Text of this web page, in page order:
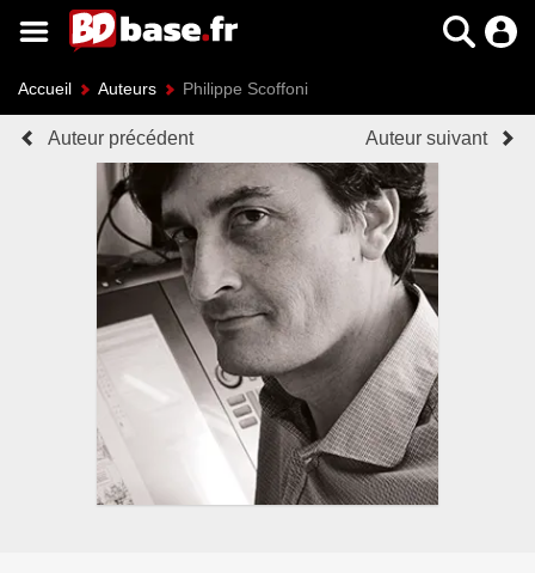
Accueil Auteurs Philippe Scoffoni
Auteur précédent Auteur suivant